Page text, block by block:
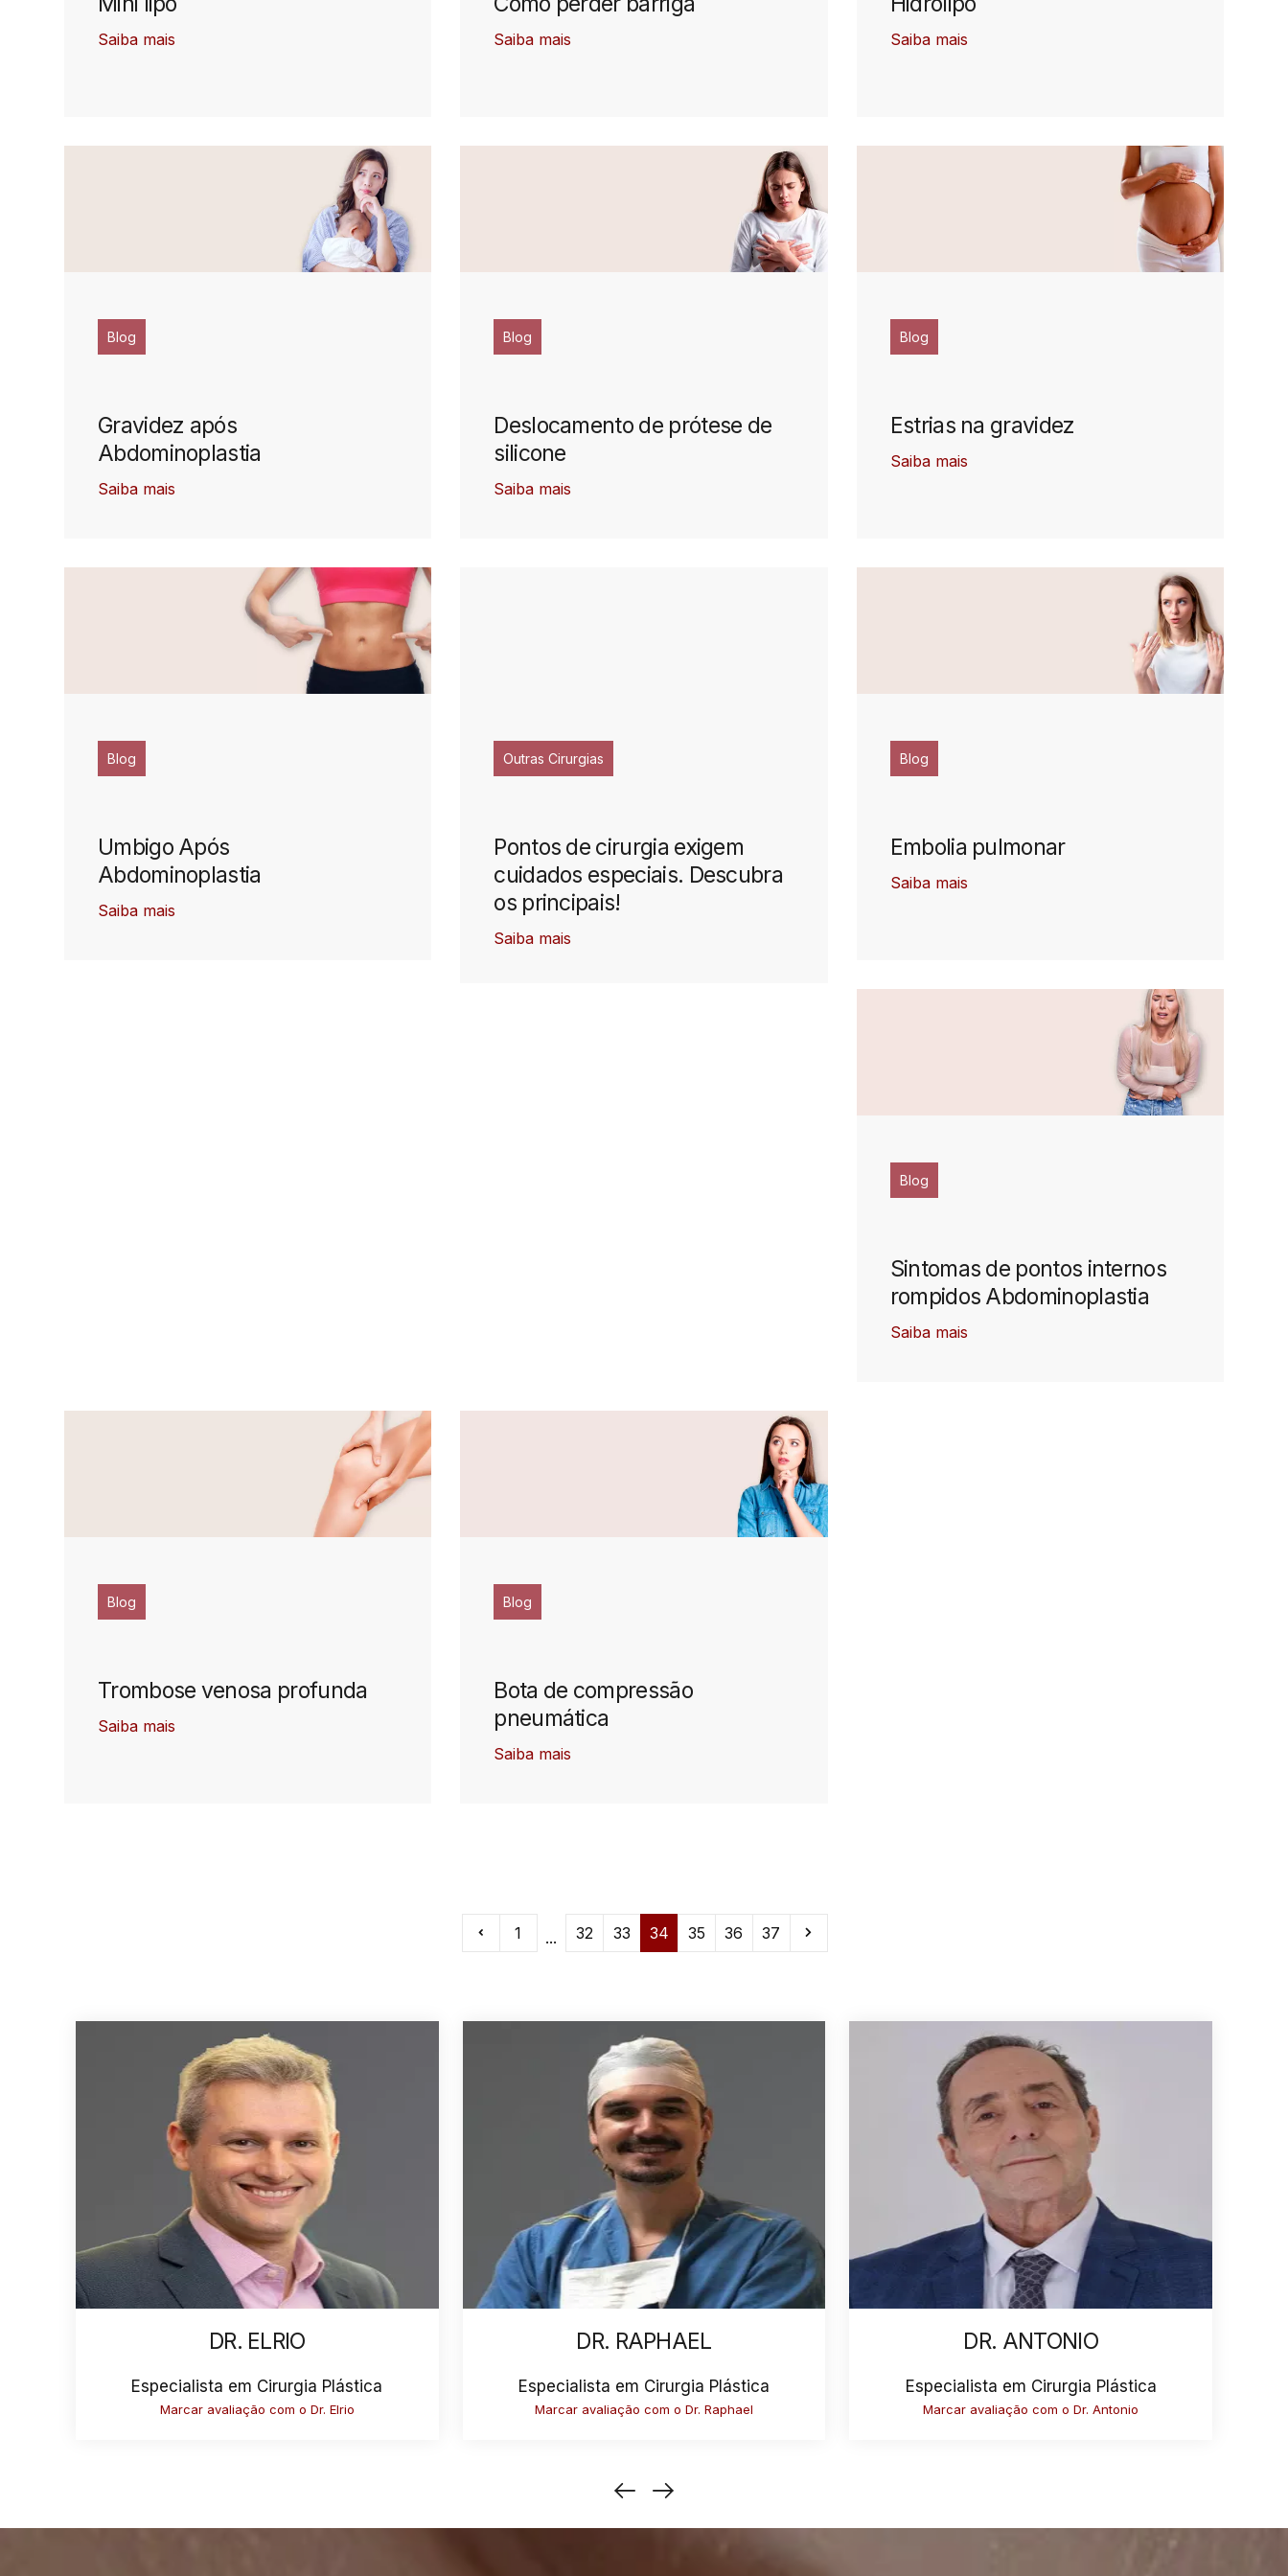
Saiba mais Saiba mais Saiba mais
Blog
Gravidez após
Abdominoplastia
Saiba mais
Blog
Deslocamento de prótese de
silicone
Saiba mais
Blog
Estrias na gravidez
Saiba mais
Blog
Umbigo Após
Abdominoplastia
Saiba mais
Outras Cirurgias
Pontos de cirurgia exigem
cuidados especiais. Descubra
os principais!
Saiba mais
Blog
Embolia pulmonar
Saiba mais
Blog
Sintomas de pontos internos
rompidos Abdominoplastia
Saiba mais
Blog
Trombose venosa profunda
Saiba mais
Blog
Bota de compressão
pneumática
Saiba mais
1 ... 32 33 34 35 36 37
DR. ELRIO
Especialista em Cirurgia Plástica
Marcar avaliação com o Dr. Elrio
DR. RAPHAEL
Especialista em Cirurgia Plástica
Marcar avaliação com o Dr. Raphael
DR. ANTONIO
Especialista em Cirurgia Plástica
Marcar avaliação com o Dr. Antonio